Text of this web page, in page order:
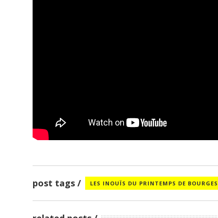
post tags LES INOUÏS DU PRINTEMPS DE BOURGES